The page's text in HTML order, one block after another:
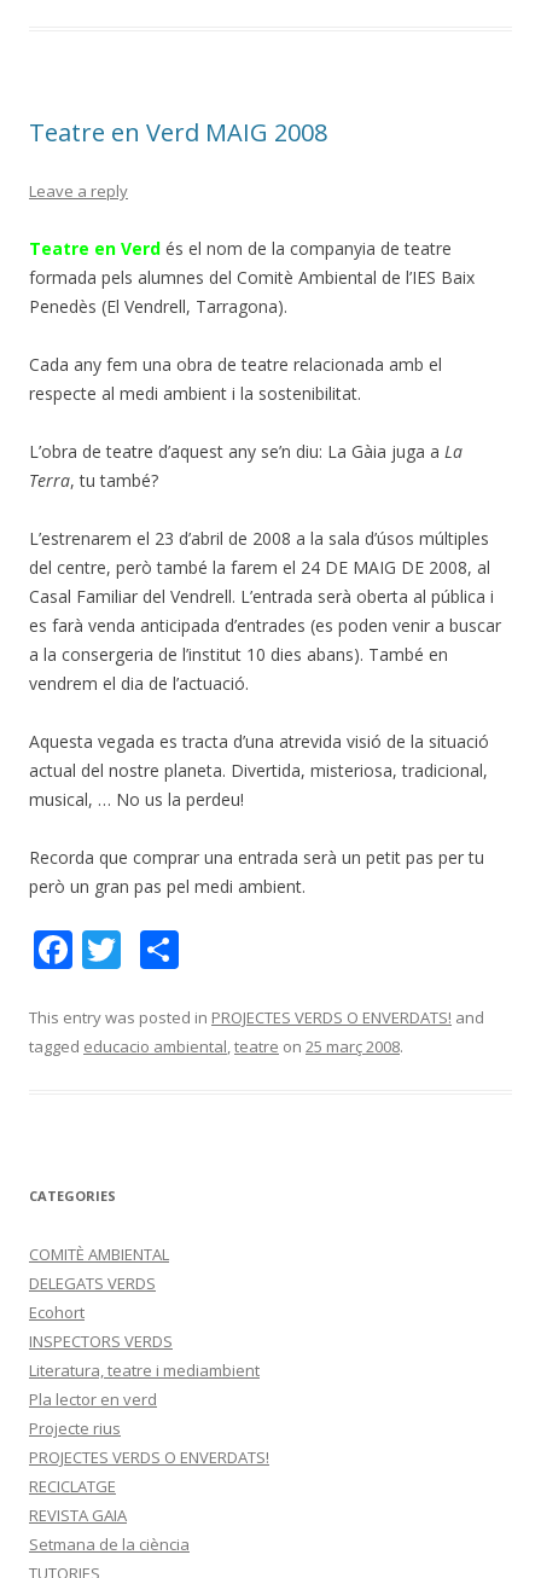
Teatre en Verd MAIG 2008
Leave a reply
Teatre en Verd és el nom de la companyia de teatre
formada pels alumnes del Comitè Ambiental de l’IES Baix
Penedès (El Vendrell, Tarragona).
Cada any fem una obra de teatre relacionada amb el
respecte al medi ambient i la sostenibilitat.
L’obra de teatre d’aquest any se’n diu: La Gàia juga a La
Terra, tu també?
L’estrenarem el 23 d’abril de 2008 a la sala d’úsos múltiples
del centre, però també la farem el 24 DE MAIG DE 2008, al
Casal Familiar del Vendrell. L’entrada serà oberta al pública i
es farà venda anticipada d’entrades (es poden venir a buscar
a la consergeria de l’institut 10 dies abans). També en
vendrem el dia de l’actuació.
Aquesta vegada es tracta d’una atrevida visió de la situació
actual del nostre planeta. Divertida, misteriosa, tradicional,
musical, … No us la perdeu!
Recorda que comprar una entrada serà un petit pas per tu
però un gran pas pel medi ambient.
F
e
b
k
T
itt
er
m
p
This entry was posted in PROJECTES VERDS O ENVERDATS! and
tagged educacio ambiental,teatre on 25 març 2008.
CATEGORIES
COMITÈ AMBIENTAL
DELEGATS VERDS
Ecohort
INSPECTORS VERDS
Literatura, teatre i mediambient
Pla lector en verd
Projecte rius
PROJECTES VERDS O ENVERDATS!
RECICLATGE
REVISTA GAIA
Setmana de la ciència
TUTORIES